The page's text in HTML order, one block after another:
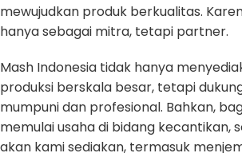
mewujudkan produk berkualitas.
hanya sebagai mitra, tetapi partner.
Mash Indonesia tidak hanya
produksi berskala besar, tetapi
mumpuni dan profesional. Bahkan,
memulai usaha di bidang kecantikan,
akan kami sediakan, termasuk